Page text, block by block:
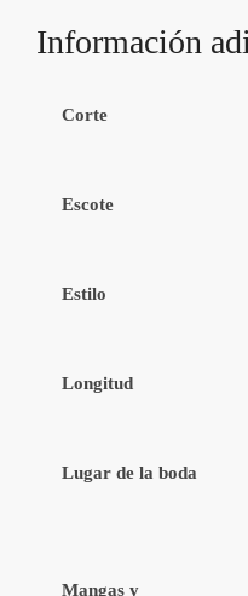
Información
Corte
Escote
Estilo
Longitud
Lugar de la boda
Mangas y